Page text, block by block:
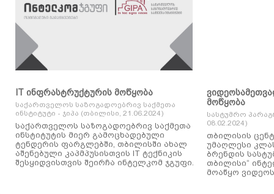
IT ინფრასტრუქტურის მოწყობა
საქართველოს საზოგადოებრივ საქმეთა
ინსტიტუტი - ჯიპა (თბილისი, 21.06.2024)
საქართველოს საზოგადოებრივ საქმეთა
ინსტიტუტის მიერ გამოცხადებული
ტენდერის ფარგლებში, თბილისში ახალ
აშენებული კაპმპუსისთვის IT ტექნიკის
შესყიდვისთვის შეირჩა ინტელკომ ჯგუფი.
მოწყობა
სასტუმრო
08.02.2024)
თბილისის
უმაღლესი
ბრენდის
თბილისი“
მოაწყო